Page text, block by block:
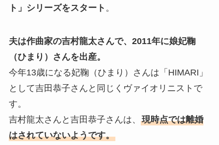
ト」シリーズをスタート 。
夫は作曲家の吉村龍太さんで、2011年に娘妃鞠
（ひまり）さんを出産。
今年13歳になる妃鞠（ひまり）さんは「HIMARI」
として吉田恭子さんと同じくヴァイオリニストで
す。
吉村龍太さんと吉田恭子さんは、 現時点では離婚
はされていないようです。